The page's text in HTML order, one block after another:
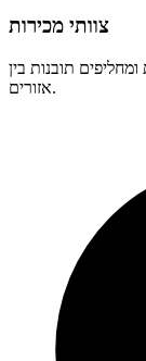
צוותי מכירות
תובנות בין
אזורים.